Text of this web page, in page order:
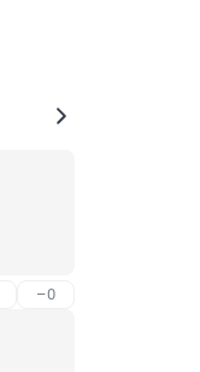
–0